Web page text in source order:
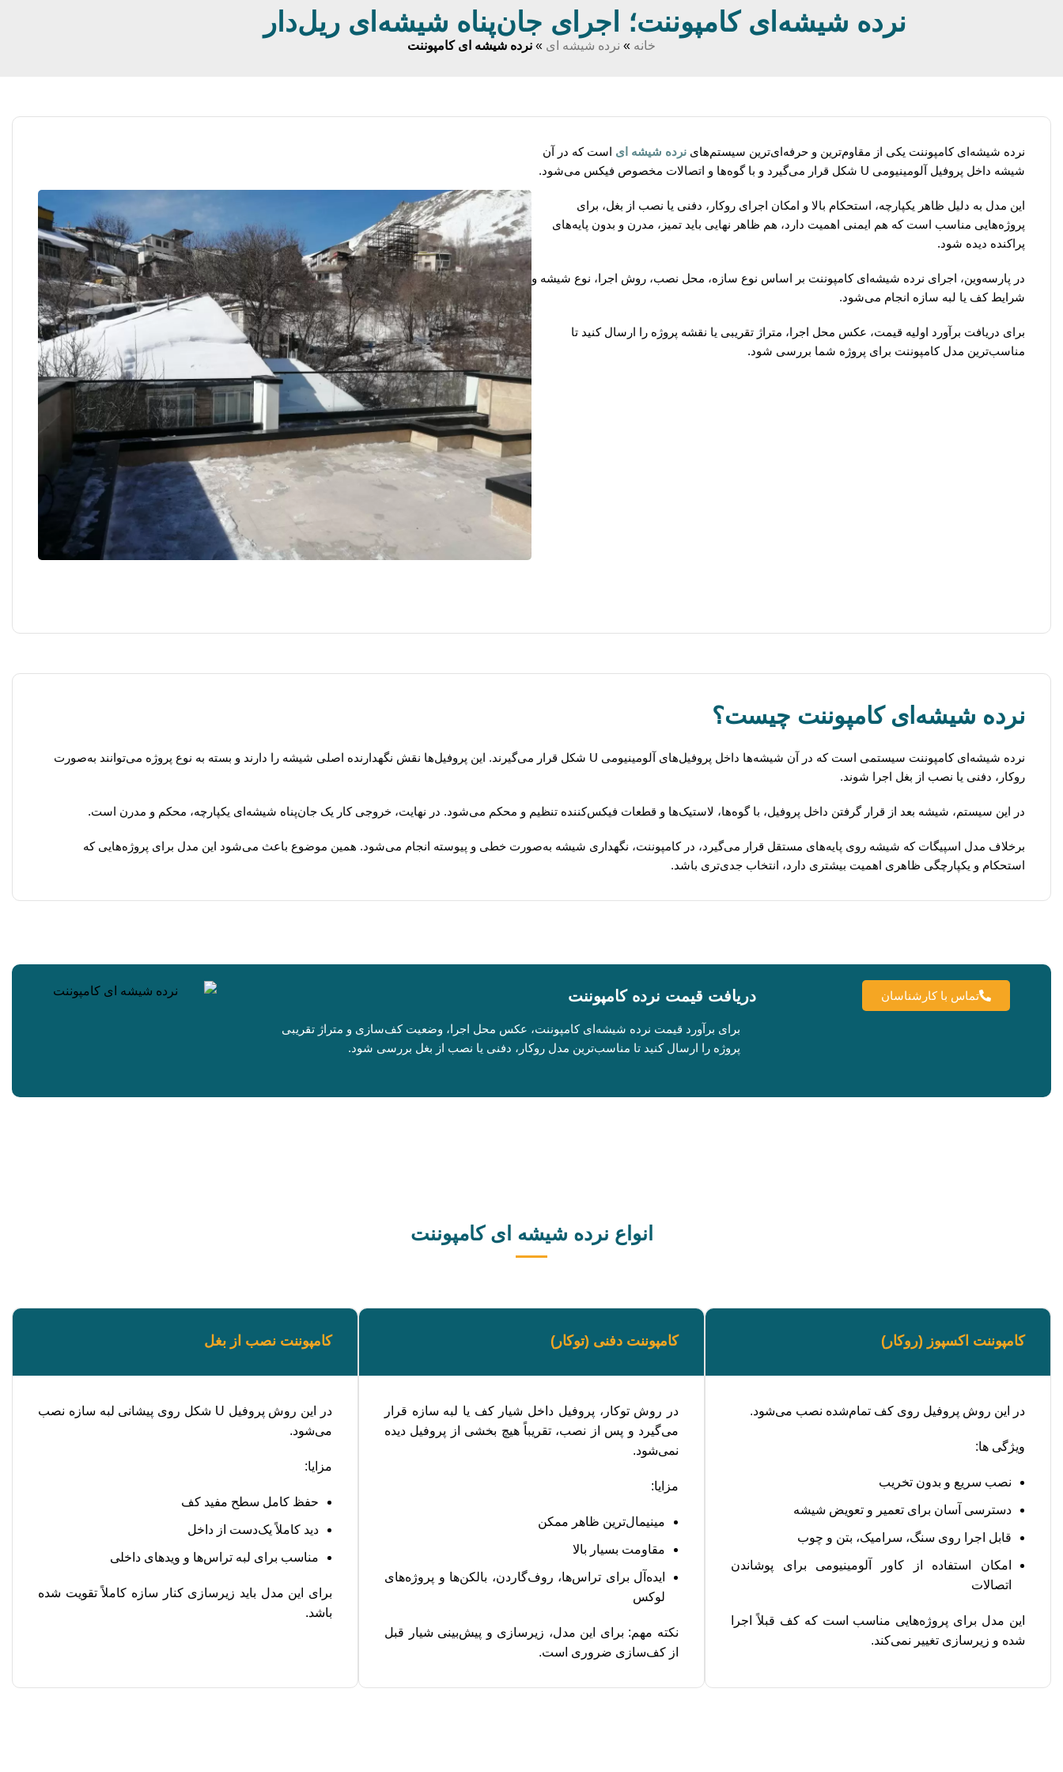
نرده شیشه‌ای کامپوننت؛ اجرای جان‌پناه شیشه‌ای ریل‌دار
خانه » نرده شیشه ای »نرده شیشه ای کامپوننت
نرده شیشه‌ای کامپوننت یکی از مقاوم‌ترین و حرفه‌ای‌ترین سیستم‌های نرده شیشه‌ ای است که در آن
شیشه داخل پروفیل آلومینیومی U شکل قرار می‌گیرد و با گوه‌ها و اتصالات مخصوص فیکس می‌شود.
این مدل به دلیل ظاهر یکپارچه، استحکام بالا و امکان اجرای روکار، دفنی یا نصب از بغل، برای
پروژه‌هایی مناسب است که هم ایمنی اهمیت دارد، هم ظاهر نهایی باید تمیز، مدرن و بدون پایه‌های
پراکنده دیده شود.
در پارسه‌وین، اجرای نرده شیشه‌ای کامپوننت بر اساس نوع سازه، محل نصب، روش اجرا، نوع شیشه و
شرایط کف یا لبه سازه انجام می‌شود.
برای دریافت برآورد اولیه قیمت، عکس محل اجرا، متراژ تقریبی یا نقشه پروژه را ارسال کنید تا
مناسب‌ترین مدل کامپوننت برای پروژه شما بررسی شود.
نرده شیشه‌ای کامپوننت چیست؟
نرده شیشه‌ای کامپوننت سیستمی است که در آن شیشه‌ها داخل پروفیل‌های آلومینیومی U شکل قرار می‌گیرند. این پروفیل‌ها نقش نگهدارنده اصلی شیشه را دارند و بسته به نوع پروژه می‌توانند به‌صورت
روکار، دفنی یا نصب از بغل اجرا شوند.
در این سیستم، شیشه بعد از قرار گرفتن داخل پروفیل، با گوه‌ها، لاستیک‌ها و قطعات فیکس‌کننده تنظیم و محکم می‌شود. در نهایت، خروجی کار یک جان‌پناه شیشه‌ای یکپارچه، محکم و مدرن است.
برخلاف مدل اسپیگات که شیشه روی پایه‌های مستقل قرار می‌گیرد، در کامپوننت، نگهداری شیشه به‌صورت خطی و پیوسته انجام می‌شود. همین موضوع باعث می‌شود این مدل برای پروژه‌هایی که
استحکام و یکپارچگی ظاهری اهمیت بیشتری دارد، انتخاب جدی‌تری باشد.
تماس با کارشناسان دریافت قیمت نرده کامپوننت
برای برآورد قیمت نرده شیشه‌ای کامپوننت، عکس محل اجرا، وضعیت کف‌سازی و متراژ تقریبی
پروژه را ارسال کنید تا مناسب‌ترین مدل روکار، دفنی یا نصب از بغل بررسی شود.
انواع نرده شیشه ای کامپوننت
کامپوننت اکسپوز (روکار)
در این روش پروفیل روی کف تمام‌شده نصب می‌شود.
ویژگی‌ ها:
نصب سریع و بدون تخریب
دسترسی آسان برای تعمیر و تعویض شیشه
قابل اجرا روی سنگ، سرامیک، بتن و چوب
امکان استفاده از کاور آلومینیومی برای پوشاندن
اتصالات
این مدل برای پروژه‌هایی مناسب است که کف قبلاً اجرا
شده و زیرسازی تغییر نمی‌کند.
کامپوننت دفنی (توکار)
در روش توکار، پروفیل داخل شیار کف یا لبه سازه قرار
می‌گیرد و پس از نصب، تقریباً هیچ بخشی از پروفیل دیده
نمی‌شود.
مزایا:
مینیمال‌ترین ظاهر ممکن
مقاومت بسیار بالا
ایده‌آل برای تراس‌ها، روف‌گاردن، بالکن‌ها و پروژه‌های
لوکس
نکته مهم: برای این مدل، زیرسازی و پیش‌بینی شیار قبل
از کف‌سازی ضروری است.
کامپوننت نصب از بغل
در این روش پروفیل U شکل روی پیشانی لبه سازه نصب
می‌شود.
مزایا:
حفظ کامل سطح مفید کف
دید کاملاً یک‌دست از داخل
مناسب برای لبه تراس‌ها و ویدهای داخلی
برای این مدل باید زیرسازی کنار سازه کاملاً تقویت شده
باشد.